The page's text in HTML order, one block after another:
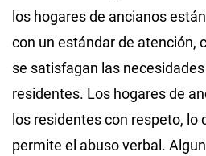
los hogares de ancianos
con un estándar de atención,
se satisfagan las
residentes. Los hogares de
los residentes con respeto, lo
permite el abuso verbal.